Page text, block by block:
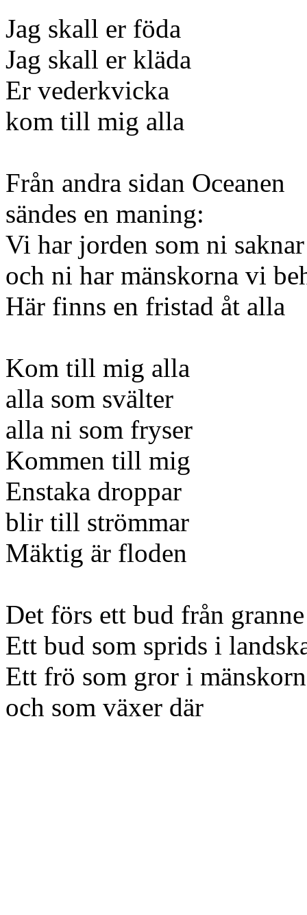
Jag skall er föda
Jag skall er kläda
Er vederkvicka
kom till mig alla
Från andra sidan Oceanen
sändes en maning:
Vi har jorden som ni saknar
och ni har mänskorna vi
Här finns en fristad åt alla
Kom till mig alla
alla som svälter
alla ni som fryser
Kommen till mig
Enstaka droppar
blir till strömmar
Mäktig är floden
Det förs ett bud från
Ett bud som sprids i
Ett frö som gror i
och som växer där